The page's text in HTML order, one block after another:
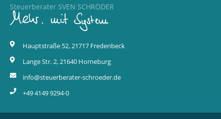
Steuerberater SVEN SCHRÖDER
Hauptstraße 52, 21717 Fredenbeck
Lange Str. 2, 21640 Horneburg
info@steuerberater-schroeder.de
+49 4149 9294-0